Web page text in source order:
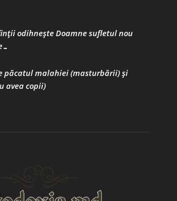
odihnește Doamne sufletul nou
păcatul malahiei (masturbării) şi
avea copii)